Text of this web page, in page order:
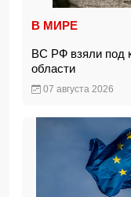
В МИРЕ
ВС РФ взяли под
области
07 августа 2026